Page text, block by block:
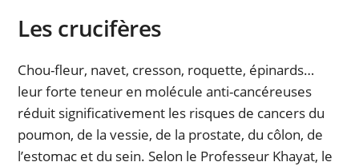
Les crucifères
Chou-fleur, navet, cresson, roquette, épinards…
leur forte teneur en molécule anti-cancéreuses
réduit significativement les risques de cancers du
poumon, de la vessie, de la prostate, du côlon, de
l’estomac et du sein. Selon le Professeur Khayat, le